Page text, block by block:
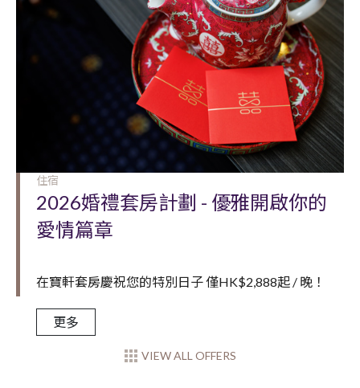
住宿
2026婚禮套房計劃 - 優雅開啟你的
愛情篇章
在寶軒套房慶祝您的特別日子 僅HK$2,888起 / 晚！
更多
VIEW ALL OFFERS